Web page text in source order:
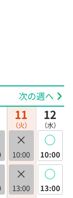
次の週へ
11
（火）
×
10:00
×
13:00
12
（水）
◯
10:00
◯
13:00